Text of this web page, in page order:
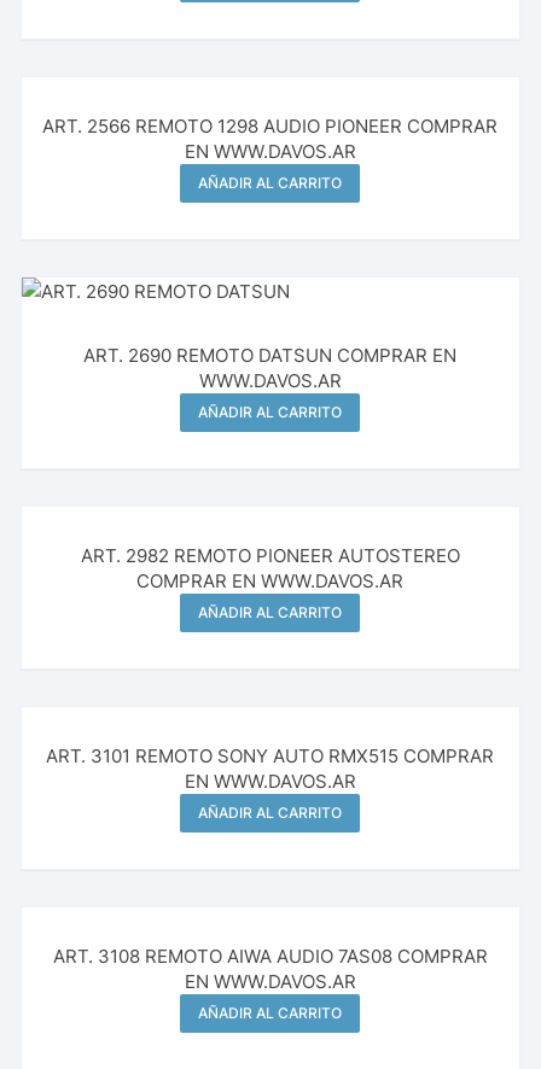
ART. 2566 REMOTO 1298 AUDIO PIONEER COMPRAR
EN WWW.DAVOS.AR
AÑADIR AL CARRITO
ART. 2690 REMOTO DATSUN COMPRAR EN
WWW.DAVOS.AR
AÑADIR AL CARRITO
ART. 2982 REMOTO PIONEER AUTOSTEREO
COMPRAR EN WWW.DAVOS.AR
AÑADIR AL CARRITO
ART. 3101 REMOTO SONY AUTO RMX515 COMPRAR
EN WWW.DAVOS.AR
AÑADIR AL CARRITO
ART. 3108 REMOTO AIWA AUDIO 7AS08 COMPRAR
EN WWW.DAVOS.AR
AÑADIR AL CARRITO